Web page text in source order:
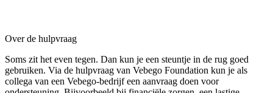
Over de hulpvraag
Soms zit het even tegen. Dan kun je een steuntje in de rug goed
gebruiken. Via de hulpvraag van Vebego Foundation kun je als
collega van een Vebego-bedrijf een aanvraag doen voor